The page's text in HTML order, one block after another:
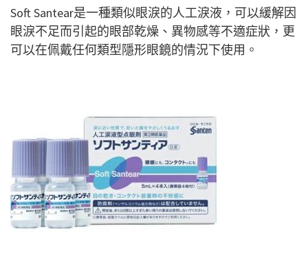
Soft Santear是一種類似眼淚的人工淚液，可以緩解因
眼淚不足而引起的眼部乾燥、異物感等不適症狀，更
可以在佩戴任何類型隱形眼鏡的情況下使用。